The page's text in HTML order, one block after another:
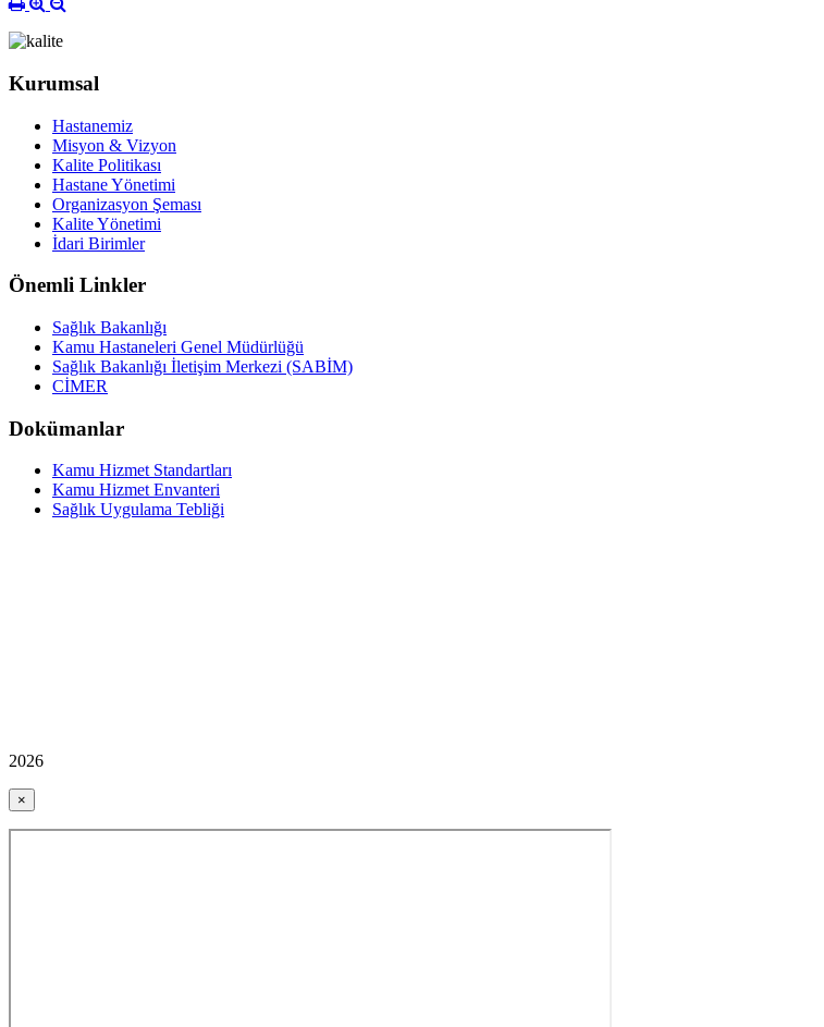
Kurumsal
Hastanemiz
Misyon & Vizyon
Kalite Politikası
Hastane Yönetimi
Organizasyon Şeması
Kalite Yönetimi
İdari Birimler
Önemli Linkler
Sağlık Bakanlığı
Kamu Hastaneleri Genel Müdürlüğü
Sağlık Bakanlığı İletişim Merkezi (SABİM)
CİMER
Dokümanlar
Kamu Hizmet Standartları
Kamu Hizmet Envanteri
Sağlık Uygulama Tebliği
2026
×